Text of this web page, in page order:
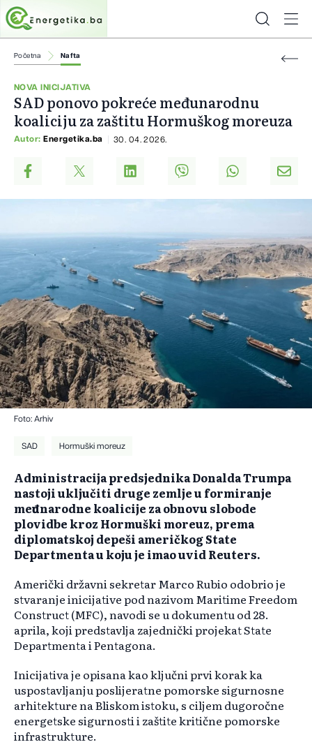
Početna Nafta
NOVA INICIJATIVA
SAD ponovo pokreće međunarodnu
koaliciju za zaštitu Hormuškog moreuza
Autor: Energetika.ba 30. 04. 2026.
Foto: Arhiv
SAD Hormuški moreuz
Administracija predsjednika Donalda Trumpa
nastoji uključiti druge zemlje u formiranje
međunarodne koalicije za obnovu slobode
plovidbe kroz Hormuški moreuz, prema
diplomatskoj depeši američkog State
Departmenta u koju je imao uvid Reuters.
Američki državni sekretar Marco Rubio odobrio je
stvaranje inicijative pod nazivom Maritime Freedom
Construct (MFC), navodi se u dokumentu od 28.
aprila, koji predstavlja zajednički projekat State
Departmenta i Pentagona.
Inicijativa je opisana kao ključni prvi korak ka
uspostavljanju poslijeratne pomorske sigurnosne
arhitekture na Bliskom istoku, s ciljem dugoročne
energetske sigurnosti i zaštite kritične pomorske
infrastrukture.